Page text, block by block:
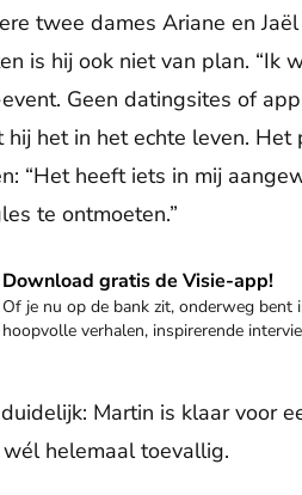
twee dames Ariane en
is hij ook niet van plan. “Ik
Geen datingsites of
hij het in het echte leven.
“Het heeft iets in mij
te ontmoeten.”
Download gratis de Visie-app!
Of je nu op de bank zit, onderweg
hoopvolle verhalen, inspirerende
app
Martin is klaar voor
helemaal toevallig.